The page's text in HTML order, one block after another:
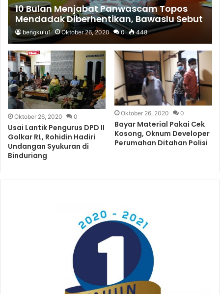
10 Bulan Menjabat Panwascam Topos
Mendadak Diberhentikan, Bawaslu Sebut
TMS
bengkulu1 Oktober 26, 2020 0 448
Oktober 26, 2020 0
Usai Lantik Pengurus DPD II
Golkar RL, Rohidin Hadiri
Undangan Syukuran di
Binduriang
Oktober 26, 2020 0
Bayar Material Pakai Cek
Kosong, Oknum Developer
Perumahan Ditahan Polisi